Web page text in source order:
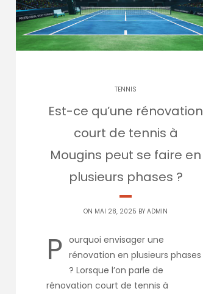
TENNIS
Est-ce qu’une rénovation
court de tennis à
Mougins peut se faire en
plusieurs phases ?
ON MAI 28, 2025 BY ADMIN
P ourquoi envisager une
rénovation en plusieurs phases
? Lorsque l’on parle de
rénovation court de tennis à